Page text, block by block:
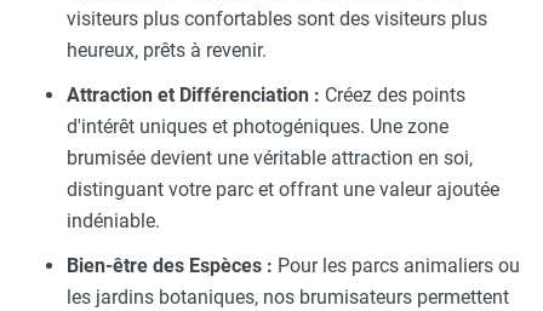
visiteurs plus confortables sont des visiteurs plus
heureux, prêts à revenir.
Attraction et Différenciation : Créez des points
d'intérêt uniques et photogéniques. Une zone
brumisée devient une véritable attraction en soi,
distinguant votre parc et offrant une valeur ajoutée
indéniable.
Bien-être des Espèces : Pour les parcs animaliers ou
les jardins botaniques, nos brumisateurs permettent